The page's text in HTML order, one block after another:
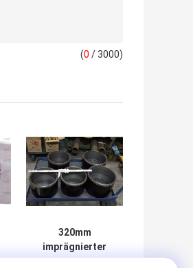
(0 / 3000)
320mm
imprägnierter
Diamond Core